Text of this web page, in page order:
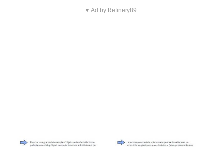
▼ Ad by Refinery89